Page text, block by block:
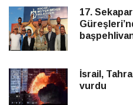
17.
İsrail,
vurdu